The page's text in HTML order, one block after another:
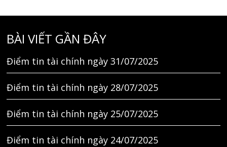
BÀI VIẾT GẦN ĐÂY
Điểm tin tài chính ngày 31/07/2025
Điểm tin tài chính ngày 28/07/2025
Điểm tin tài chính ngày 25/07/2025
Điểm tin tài chính ngày 24/07/2025